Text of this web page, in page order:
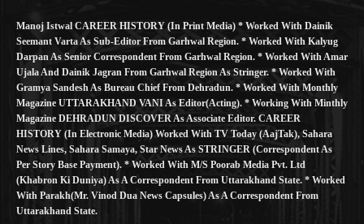
Manoj Istwal CAREER HISTORY (in Print Media) * Worked With Dainik
Seemant Varta As Sub-Editor From Garhwal Region. * Worked With Kalyug
Darpan As Senior Correspondent From Garhwal Region. * Worked With Amar
Ujala And Dainik Jagran From Garhwal Region As Stringer. * Worked With
Gramya Sandesh As Bureau Chief From Dehradun. * Worked With Monthly
Magazine UTTARAKHAND VANI As Editor(Acting). * Working With Minthly
Magazine DEHRADUN DISCOVER As Associate Editor. CAREER
HISTORY (in Electronic Media) Worked With TV Today (AajTak), Sahara
News Lines, Sahara Samaya, Star News As STRINGER (Correspondent As
Per Story Base Payment). * Worked With M/S Poorab Media Pvt. Ltd
(Khabron Ki Duniya) As A Correspondent From Uttarakhand State. * Worked
With Parakh(Mr. Vinod Dua News Capsules) As A Correspondent From
Uttarakhand State.